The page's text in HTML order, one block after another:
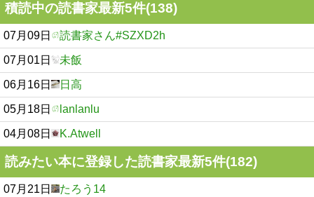
積読中の読書家最新5件(138)
07月09日 読書家さん#SZXD2h
07月01日 未飯
06月16日 日高
05月18日 lanlanlu
04月08日 K.Atwell
読みたい本に登録した読書家最新5件(182)
07月21日 たろう14